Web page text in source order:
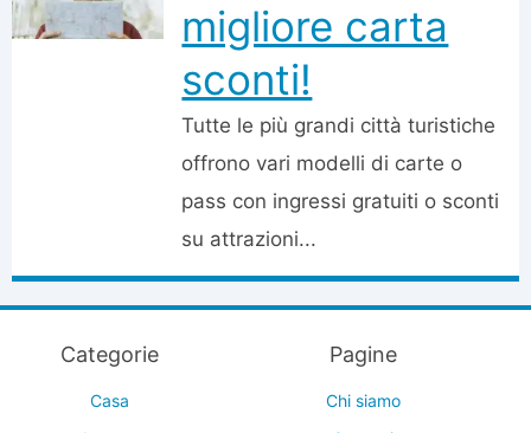
migliore carta
sconti!
Tutte le più grandi città turistiche
offrono vari modelli di carte o
pass con ingressi gratuiti o sconti
su attrazioni...
Categorie
Casa
Pagine
Chi siamo